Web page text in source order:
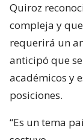
Quiroz
compleja y
requerirá un
anticipó que
académicos y
posiciones.
“Es un tema